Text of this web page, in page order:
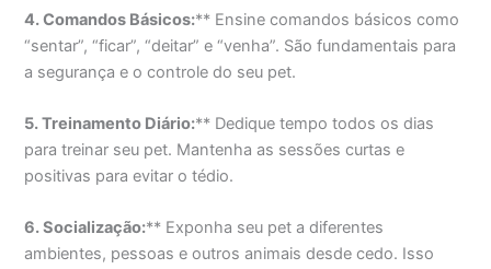
4. Comandos Básicos:** Ensine comandos básicos como
“sentar”, “ficar”, “deitar” e “venha”. São fundamentais para
a segurança e o controle do seu pet.
5. Treinamento Diário:** Dedique tempo todos os dias
para treinar seu pet. Mantenha as sessões curtas e
positivas para evitar o tédio.
6. Socialização:** Exponha seu pet a diferentes
ambientes, pessoas e outros animais desde cedo. Isso